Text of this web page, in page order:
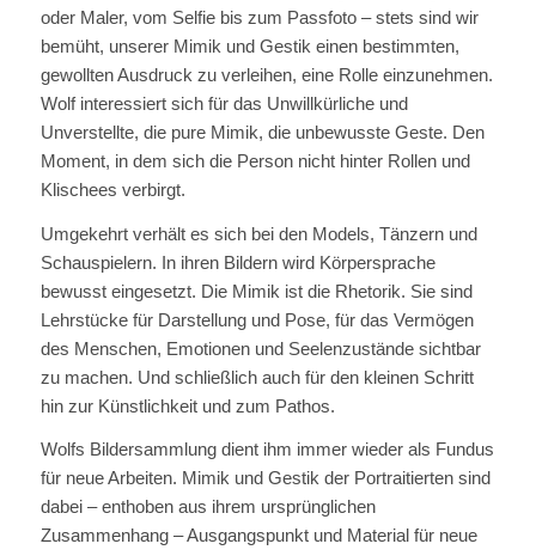
oder Maler, vom Selfie bis zum Passfoto – stets sind wir
bemüht, unserer Mimik und Gestik einen bestimmten,
gewollten Ausdruck zu verleihen, eine Rolle einzunehmen.
Wolf interessiert sich für das Unwillkürliche und
Unverstellte, die pure Mimik, die unbewusste Geste. Den
Moment, in dem sich die Person nicht hinter Rollen und
Klischees verbirgt.
Umgekehrt verhält es sich bei den Models, Tänzern und
Schauspielern. In ihren Bildern wird Körpersprache
bewusst eingesetzt. Die Mimik ist die Rhetorik. Sie sind
Lehrstücke für Darstellung und Pose, für das Vermögen
des Menschen, Emotionen und Seelenzustände sichtbar
zu machen. Und schließlich auch für den kleinen Schritt
hin zur Künstlichkeit und zum Pathos.
Wolfs Bildersammlung dient ihm immer wieder als Fundus
für neue Arbeiten. Mimik und Gestik der Portraitierten sind
dabei – enthoben aus ihrem ursprünglichen
Zusammenhang – Ausgangspunkt und Material für neue